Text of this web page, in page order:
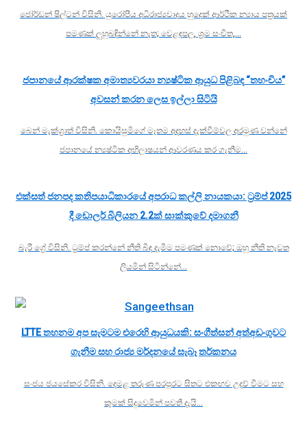
ජෝර්ඩන් ෂිල්ටන් විසිනි. යුරෝපීය අධිරාජ්‍යවාදය හුදෙක් ආර්ථික න්‍යාය පත්‍රයක්
පමණක් ලුහුබඳින්නේ නැත; වෙළඳපල, ශ්‍රම සංචිත,…
ජපානයේ ආරක්ෂක අමාත්‍යවරයා න්‍යෂ්ටික ආයුධ පිළිබඳ “තහංචිය”
අවසන් කරන ලෙස ඉල්ලා සිටියි
බෙන් මැක්ග්‍රාත් විසිනි. කොයිසුමිගේ මෑතම අදහස් දැක්වීම්වල අරමුණ වන්නේ
ජපානයේ න්‍යෂ්ටික අභිලාෂයන් ආවරණය කර ගැනීම…
එක්සත් ජනපද කතිපයාධිකාරයේ අපරාධ කල්ලි නායකයා: ට්‍රම්ප් 2025
දී ඩොලර් බිලියන 2.2ක් සාක්කුවේ දමාගනී
බැරී ග්‍රේ විසිනි. ට්‍රම්ප් කරන්නේ නීති බිඳ දැමීම පමණක් නොවේ; ඔහු නීති නැවත
ලියමින් සිටින්නේ…
LTTE තහනම අප සැමටම එරෙහි ආයුධයකි: සංගීත්සන් අත්අඩංගුවට
ගැනීම සහ රාජ්‍ය මර්දනයේ සැබෑ තර්කනය
සංජය ජයසේකර විසිනි. දෙමළ තරුණ පරපුරට සිතට එකඟව උදව් වීමට සහ
කුමක් සිදුවෙමින් පවතී දැයි…